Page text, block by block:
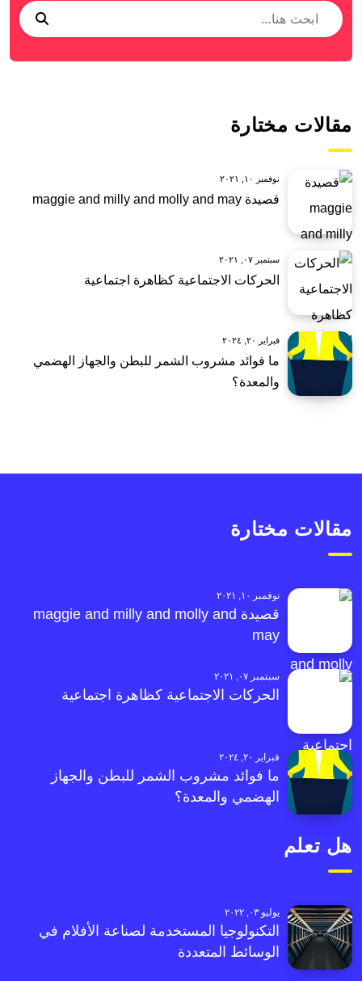
مقالات مختارة
نوفمبر ١٠, ٢٠٢١
قصيدة maggie and milly and molly and may
سبتمبر ٠٧, ٢٠٢١
الحركات الاجتماعية كظاهرة اجتماعية
فبراير ٢٠, ٢٠٢٤
ما فوائد مشروب الشمر للبطن والجهاز الهضمي
والمعدة؟
مقالات مختارة
نوفمبر ١٠, ٢٠٢١
قصيدة maggie and milly and molly and
may
سبتمبر ٠٧, ٢٠٢١
الحركات الاجتماعية كظاهرة اجتماعية
فبراير ٢٠, ٢٠٢٤
ما فوائد مشروب الشمر للبطن والجهاز
الهضمي والمعدة؟
هل تعلم
يوليو ٠٣, ٢٠٢٢
التكنولوجيا المستخدمة لصناعة الأفلام في
الوسائط المتعددة